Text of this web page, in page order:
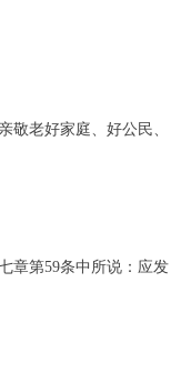
老好家庭、好公民、
章第59条中所说：应发